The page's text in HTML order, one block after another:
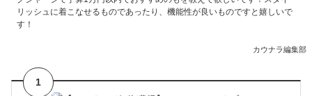
リッシュに着こなせるものであったり、機能性が良いものですと嬉しいで
す！
カウナラ編集部
1